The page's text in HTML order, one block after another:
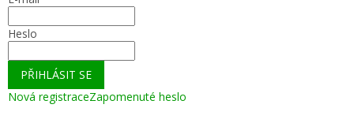
Heslo
PŘIHLÁSIT SE
Nová registraceZapomenuté heslo